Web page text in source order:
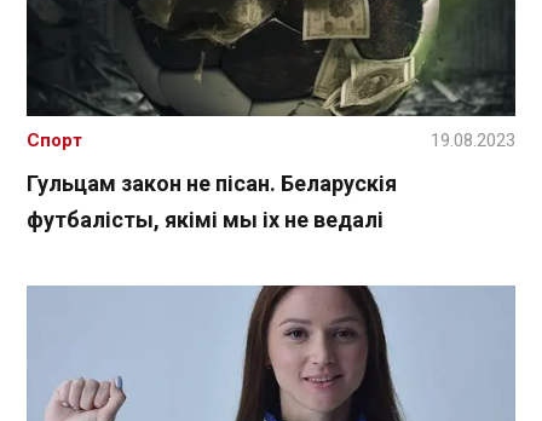
Гульцам закон не пісан. Беларускія
футбалісты, якімі мы іх не ведалі
Спорт 19.08.2023